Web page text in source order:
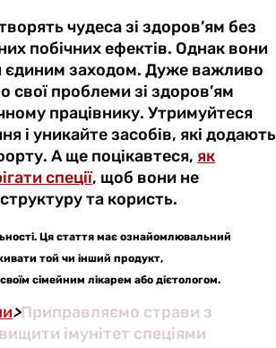
творять чудеса зі здоров’ям без
побічних ефектів. Однак вони
єдиним заходом. Дуже важливо
свої проблеми зі здоров’ям
працівнику. Утримуйтеся
і уникайте засобів, які додають
А ще поцікавтеся, як
спеції, щоб вони не
та користь.
Ця стаття має ознайомлювальний
той чи інший продукт,
сімейним лікарем або дієтологом.
>Приправляємо страви з
імунітет спеціями